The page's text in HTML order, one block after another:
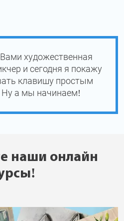
художественная
и сегодня я покажу
клавишу простым
а мы начинаем!
наши онлайн